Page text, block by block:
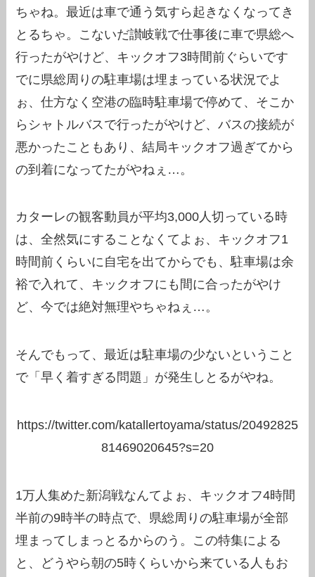
ちゃね。最近は車で通う気すら起きなくなってき
とるちゃ。こないだ讃岐戦で仕事後に車で県総へ
行ったがやけど、キックオフ3時間前ぐらいです
でに県総周りの駐車場は埋まっている状況でよ
ぉ、仕方なく空港の臨時駐車場で停めて、そこか
らシャトルバスで行ったがやけど、バスの接続が
悪かったこともあり、結局キックオフ過ぎてから
の到着になってたがやねぇ…。
カターレの観客動員が平均3,000人切っている時
は、全然気にすることなくてよぉ、キックオフ1
時間前くらいに自宅を出てからでも、駐車場は余
裕で入れて、キックオフにも間に合ったがやけ
ど、今では絶対無理やちゃねぇ…。
そんでもって、最近は駐車場の少ないということ
で「早く着すぎる問題」が発生しとるがやね。
https://twitter.com/katallertoyama/status/20492825
81469020645?s=20
1万人集めた新潟戦なんてよぉ、キックオフ4時間
半前の9時半の時点で、県総周りの駐車場が全部
埋まってしまっとるからのう。この特集による
と、どうやら朝の5時くらいから来ている人もお